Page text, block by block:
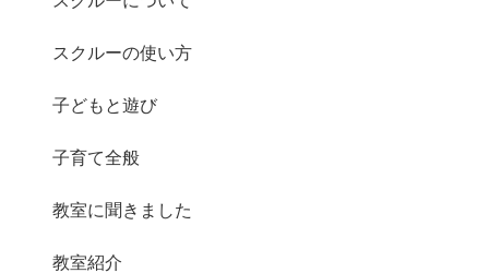
スクルーの使い方
子どもと遊び
子育て全般
教室に聞きました
教室紹介